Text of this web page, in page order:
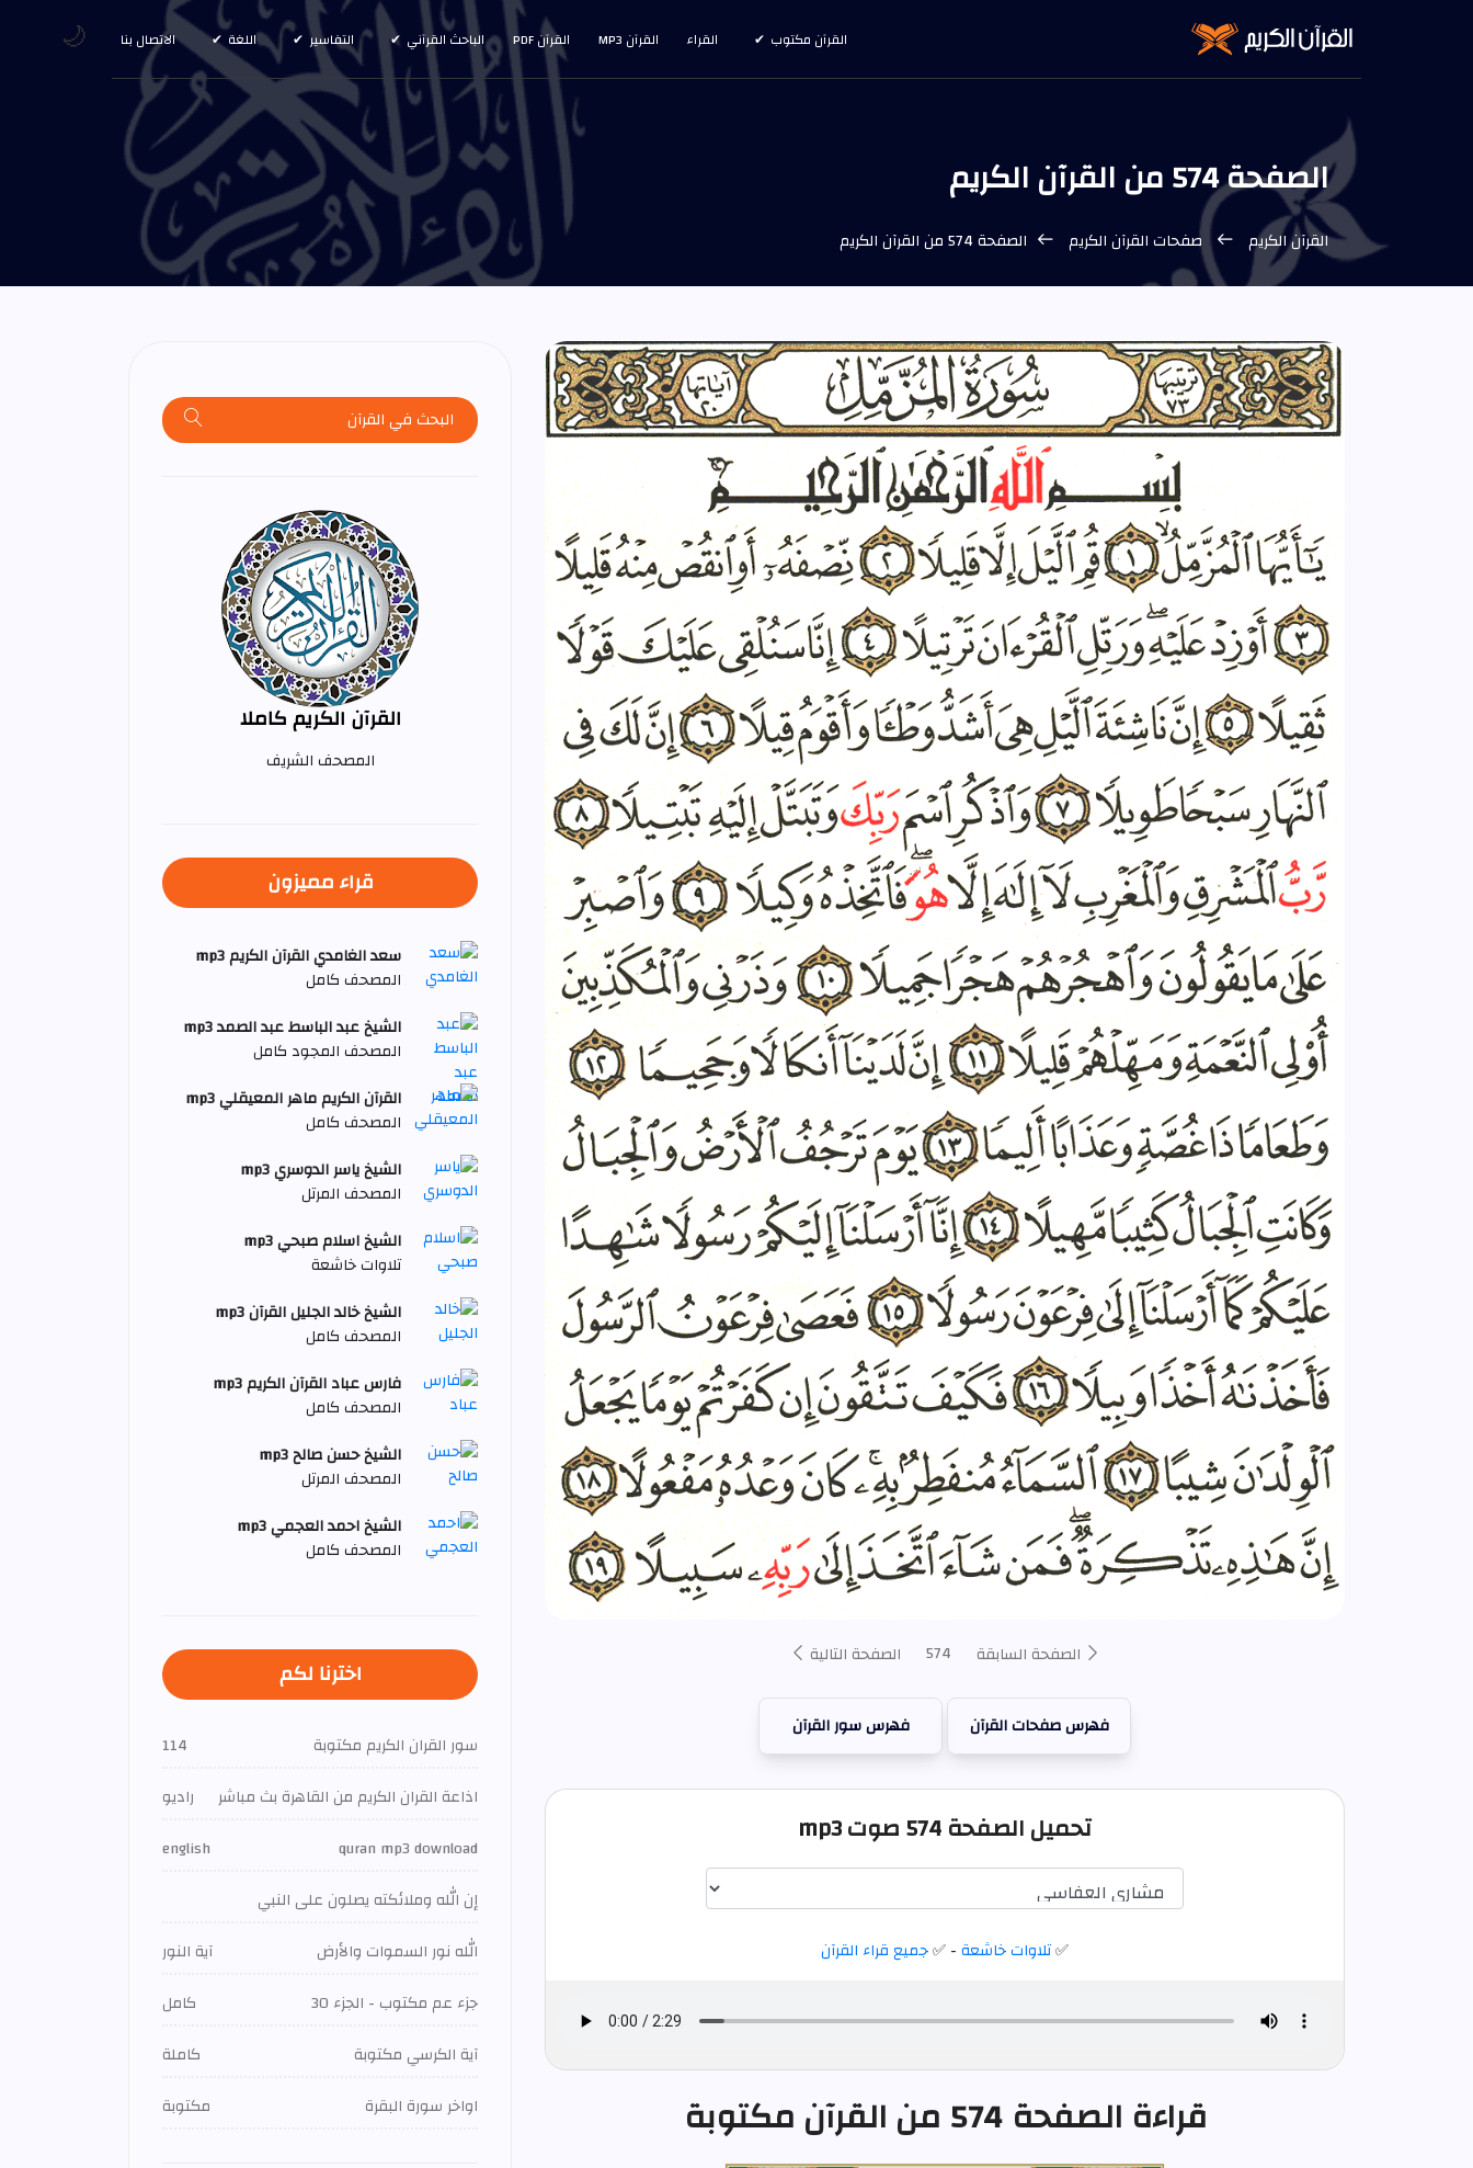
القرآن مكتوب القراء القرآن MP3 القرآن PDF الباحث القرآني التفاسير اللغة الاتصال بنا
الصفحة 574 من القرآن الكريم
القرآن الكريم صفحات القرآن الكريم الصفحة 574 من القرآن الكريم
الصفحة السابقة 574 الصفحة التالية
فهرس صفحات القرآن فهرس سور القرآن
تحميل الصفحة 574 صوت mp3
✅تلاوات خاشعة- ✅جميع قراء القرآن
قراءة الصفحة 574 من القرآن مكتوبة
القرآن الكريم كاملا
المصحف الشريف
قراء مميزون
سعد الغامدي القرآن الكريم mp3
المصحف كامل
الشيخ عبد الباسط عبد الصمد mp3
المصحف المجود كامل
القرآن الكريم ماهر المعيقلي mp3
المصحف كامل
الشيخ ياسر الدوسري mp3
المصحف المرتل
الشيخ اسلام صبحي mp3
تلاوات خاشعة
الشيخ خالد الجليل القرآن mp3
المصحف كامل
فارس عباد القرآن الكريم mp3
المصحف كامل
الشيخ حسن صالح mp3
المصحف المرتل
الشيخ احمد العجمي mp3
المصحف كامل
اخترنا لكم
سور القران الكريم مكتوبة
114
اذاعة القران الكريم من القاهرة بث مباشر
راديو
quran mp3 download
english
إن الله وملائكته يصلون على النبي
الله نور السموات والأرض
آية النور
جزء عم مكتوب - الجزء 30
كامل
آية الكرسي مكتوبة
كاملة
اواخر سورة البقرة
مكتوبة
🌙